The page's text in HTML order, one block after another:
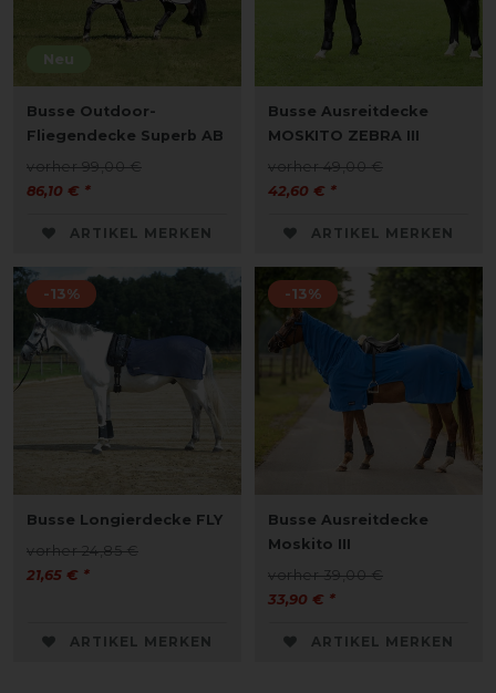
Neu
Busse Outdoor-
Fliegendecke Superb AB
vorher 99,00 €
86,10 € *
ARTIKEL MERKEN
Busse Ausreitdecke
MOSKITO ZEBRA III
vorher 49,00 €
42,60 € *
ARTIKEL MERKEN
-13%
Busse Longierdecke FLY
vorher 24,85 €
21,65 € *
ARTIKEL MERKEN
-13%
Busse Ausreitdecke
Moskito III
vorher 39,00 €
33,90 € *
ARTIKEL MERKEN